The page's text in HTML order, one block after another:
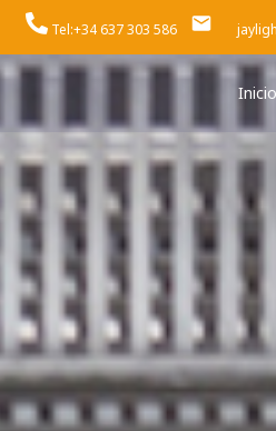
Tel:+34 637 303 586
Inicio